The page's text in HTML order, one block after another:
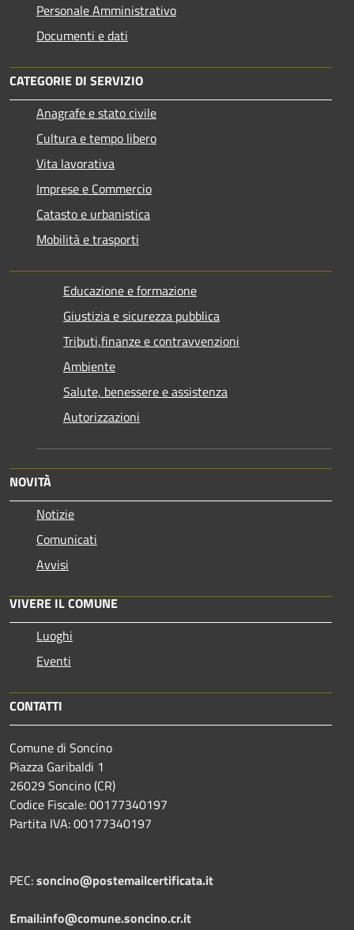
Personale Amministrativo
Documenti e dati
CATEGORIE DI SERVIZIO
Anagrafe e stato civile
Cultura e tempo libero
Vita lavorativa
Imprese e Commercio
Catasto e urbanistica
Mobilità e trasporti
Educazione e formazione
Giustizia e sicurezza pubblica
Tributi,finanze e contravvenzioni
Ambiente
Salute, benessere e assistenza
Autorizzazioni
NOVITÀ
Notizie
Comunicati
Avvisi
VIVERE IL COMUNE
Luoghi
Eventi
CONTATTI
Comune di Soncino
Piazza Garibaldi 1
26029 Soncino (CR)
Codice Fiscale: 00177340197
Partita IVA: 00177340197
PEC:soncino@postemailcertificata.it
Email:info@comune.soncino.cr.it